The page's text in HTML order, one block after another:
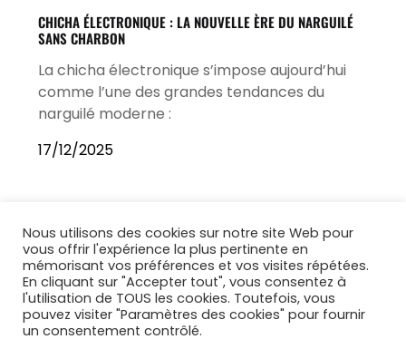
CHICHA ÉLECTRONIQUE : LA NOUVELLE ÈRE DU NARGUILÉ
SANS CHARBON
La chicha électronique s’impose aujourd’hui
comme l’une des grandes tendances du
narguilé moderne :
17/12/2025
Nous utilisons des cookies sur notre site Web pour
vous offrir l'expérience la plus pertinente en
mémorisant vos préférences et vos visites répétées.
En cliquant sur "Accepter tout", vous consentez à
l'utilisation de TOUS les cookies. Toutefois, vous
pouvez visiter "Paramètres des cookies" pour fournir
un consentement contrôlé.